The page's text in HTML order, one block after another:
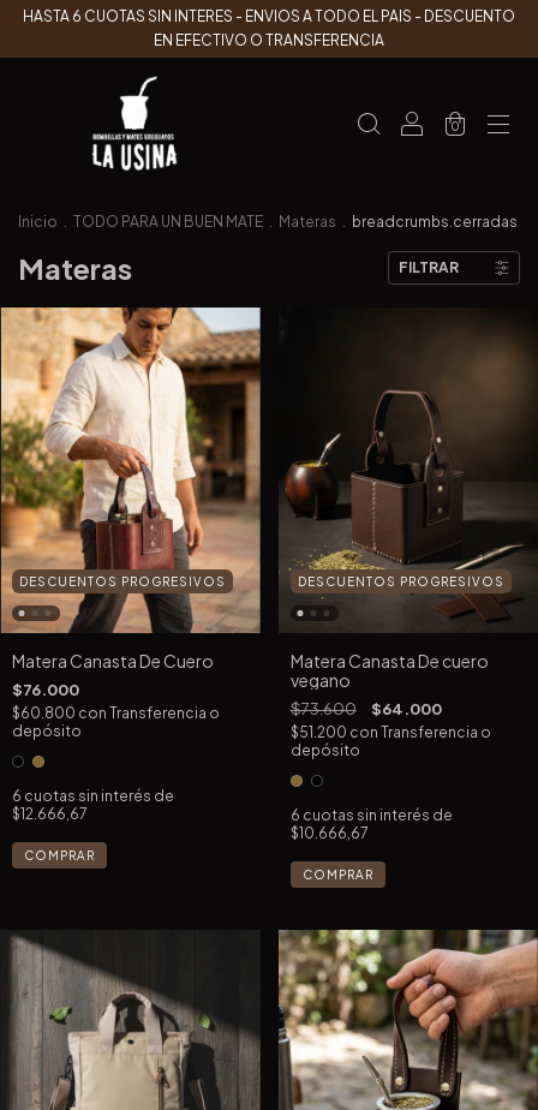
HASTA 6 CUOTAS SIN INTERES - ENVIOS A TODO EL PAIS - DESCUENTO
EN EFECTIVO O TRANSFERENCIA
0
Inicio . TODO PARA UN BUEN MATE . Materas . breadcrumbs.cerradas
Materas FILTRAR
DESCUENTOS PROGRESIVOS
Matera Canasta De Cuero
$76.000
$60.800 con Transferencia o
depósito
6 cuotas sin interés de
$12.666,67
COMPRAR
DESCUENTOS PROGRESIVOS
Matera Canasta De cuero
vegano
$73.600 $64.000
$51.200 con Transferencia o
depósito
6 cuotas sin interés de
$10.666,67
COMPRAR